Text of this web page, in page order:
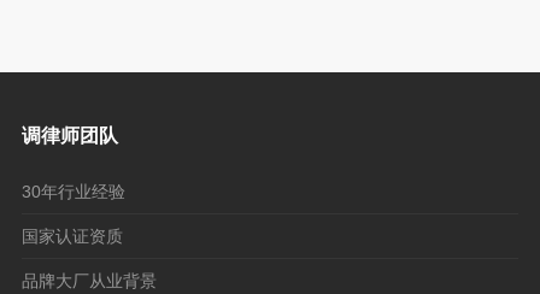
调律师团队
30年行业经验
国家认证资质
品牌大厂从业背景